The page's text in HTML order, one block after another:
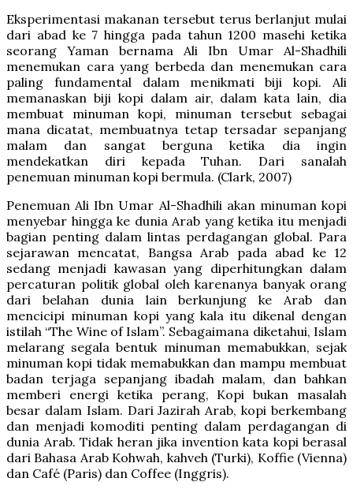
Eksperimentasi makanan tersebut terus berlanjut mulai
dari abad ke 7 hingga pada tahun 1200 masehi ketika
seorang Yaman bernama Ali Ibn Umar Al-Shadhili
menemukan cara yang berbeda dan menemukan cara
paling fundamental dalam menikmati biji kopi. Ali
memanaskan biji kopi dalam air, dalam kata lain, dia
membuat minuman kopi, minuman tersebut sebagai
mana dicatat, membuatnya tetap tersadar sepanjang
malam dan sangat berguna ketika dia ingin
mendekatkan diri kepada Tuhan. Dari sanalah
penemuan minuman kopi bermula. (Clark, 2007)
Penemuan Ali Ibn Umar Al-Shadhili akan minuman kopi
menyebar hingga ke dunia Arab yang ketika itu menjadi
bagian penting dalam lintas perdagangan global. Para
sejarawan mencatat, Bangsa Arab pada abad ke 12
sedang menjadi kawasan yang diperhitungkan dalam
percaturan politik global oleh karenanya banyak orang
dari belahan dunia lain berkunjung ke Arab dan
mencicipi minuman kopi yang kala itu dikenal dengan
istilah “The Wine of Islam”. Sebagaimana diketahui, Islam
melarang segala bentuk minuman memabukkan, sejak
minuman kopi tidak memabukkan dan mampu membuat
badan terjaga sepanjang ibadah malam, dan bahkan
memberi energi ketika perang, Kopi bukan masalah
besar dalam Islam. Dari Jazirah Arab, kopi berkembang
dan menjadi komoditi penting dalam perdagangan di
dunia Arab. Tidak heran jika invention kata kopi berasal
dari Bahasa Arab Kohwah, kahveh (Turki), Koffie (Vienna)
dan Café (Paris) dan Coffee (Inggris).